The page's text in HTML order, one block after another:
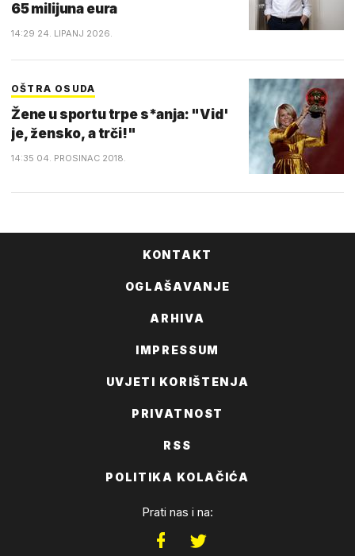
65 milijuna eura
14:29 24. LIPANJ 2026.
OŠTRA OSUDA
Žene u sportu trpe s*anja: "Vid'
je, žensko, a trči!"
14:35 04. PROSINAC 2018.
KONTAKT
OGLAŠAVANJE
ARHIVA
IMPRESSUM
UVJETI KORIŠTENJA
PRIVATNOST
RSS
POLITIKA KOLAČIĆA
Prati nas i na: